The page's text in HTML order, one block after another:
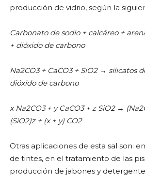
producción de vidrio, según la
Carbonato de sodio + calcáreo +
+ dióxido de carbono
Na2CO3 + CaCO3 + SiO2 → silicatos
dióxido de carbono
x Na2CO3 + y CaCO3 + z SiO2 →
(SiO2)z + (x + y) CO2
Otras aplicaciones de esta sal son:
de tintes, en el tratamiento de las
producción de jabones y